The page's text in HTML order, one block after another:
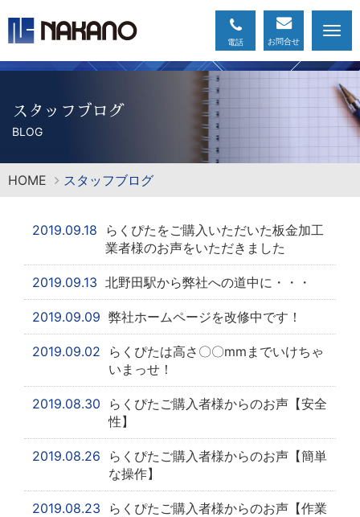
スタッフブログ
BLOG
HOME スタッフブログ
2019.09.18
らくぴたをご購入いただいた板金加工
業者様のお声をいただきました
2019.09.13 北野田駅から弊社への道中に・・・
2019.09.09 弊社ホームページを改修中です！
2019.09.02
らくぴたは高さ〇〇mmまでいけちゃ
いまっせ！
2019.08.30
らくぴたご購入者様からのお声【安全
性】
2019.08.26
らくぴたご購入者様からのお声【簡単
な操作】
2019.08.23
らくぴたご購入者様からのお声【作業